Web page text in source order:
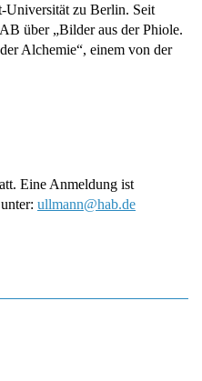
Universität zu Berlin. Seit
über „Bilder aus der Phiole.
Alchemie“, einem von der
Eine Anmeldung ist
ed.ba
h@nna
mllu